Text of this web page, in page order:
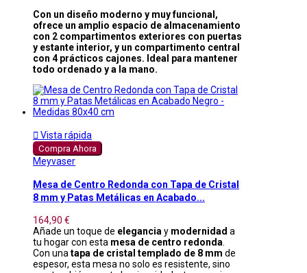
Con un diseño moderno y muy funcional,
ofrece un amplio espacio de almacenamiento
con 2 compartimentos exteriores con puertas
y estante interior, y un compartimento central
con 4 prácticos cajones. Ideal para mantener
todo ordenado y a la mano.
 Vista rápida
Compra Ahora
Meyvaser
Mesa de Centro Redonda con Tapa de Cristal
8 mm y Patas Metálicas en Acabado...
164,90 €
Añade un toque de eleganciay modernidad a
tu hogar con esta mesa de centro redonda.
Con unatapa de cristal templado de 8 mm de
espesor, esta mesa no solo es resistente, sino